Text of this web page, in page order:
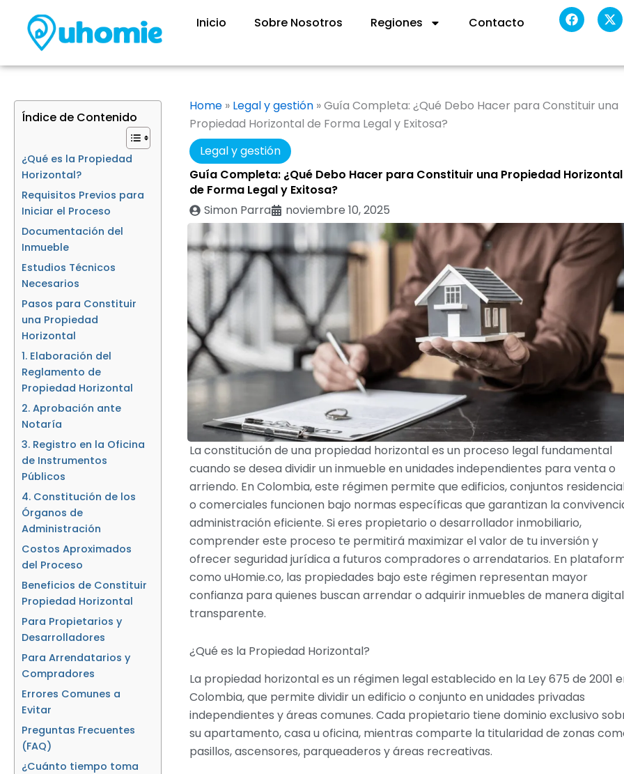
contenido
Inicio Sobre Nosotros Regiones Contacto
F
a
c
b
o
k
X
-
t
i
t
e
r
Índice de Contenido
¿Qué es la Propiedad
Horizontal?
Requisitos Previos para
Iniciar el Proceso
Documentación del
Inmueble
Estudios Técnicos
Necesarios
Pasos para Constituir
una Propiedad
Horizontal
1. Elaboración del
Reglamento de
Propiedad Horizontal
2. Aprobación ante
Notaría
3. Registro en la Oficina
de Instrumentos
Públicos
4. Constitución de los
Órganos de
Administración
Costos Aproximados
del Proceso
Beneficios de Constituir
Propiedad Horizontal
Para Propietarios y
Desarrolladores
Para Arrendatarios y
Compradores
Errores Comunes a
Evitar
Preguntas Frecuentes
(FAQ)
¿Cuánto tiempo toma
Home » Legal y gestión »Guía Completa: ¿Qué Debo Hacer para Constituir una
Propiedad Horizontal de Forma Legal y Exitosa?
Legal y gestión
Guía Completa: ¿Qué Debo Hacer para Constituir una Propiedad Horizontal
de Forma Legal y Exitosa?
Simon Parra
noviembre 10, 2025
La constitución de una propiedad horizontal es un proceso legal fundamental
cuando se desea dividir un inmueble en unidades independientes para venta o
arriendo. En Colombia, este régimen permite que edificios, conjuntos
o comerciales funcionen bajo normas específicas que garantizan la
administración eficiente. Si eres propietario o desarrollador inmobiliario,
comprender este proceso te permitirá maximizar el valor de tu inversión y
ofrecer seguridad jurídica a futuros compradores o arrendatarios. En
como uHomie.co, las propiedades bajo este régimen representan mayor
confianza para quienes buscan arrendar o adquirir inmuebles de manera
transparente.
¿Qué es la Propiedad Horizontal?
La propiedad horizontal es un régimen legal establecido en la Ley 675 de 2001
Colombia, que permite dividir un edificio o conjunto en unidades privadas
independientes y áreas comunes. Cada propietario tiene dominio exclusivo
su apartamento, casa u oficina, mientras comparte la titularidad de zonas
pasillos, ascensores, parqueaderos y áreas recreativas.